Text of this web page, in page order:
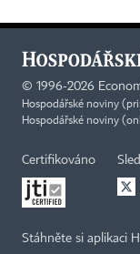
© 1996-2026
Hospodářské noviny
Hospodářské noviny
Certifikováno
Stáhněte si aplikaci